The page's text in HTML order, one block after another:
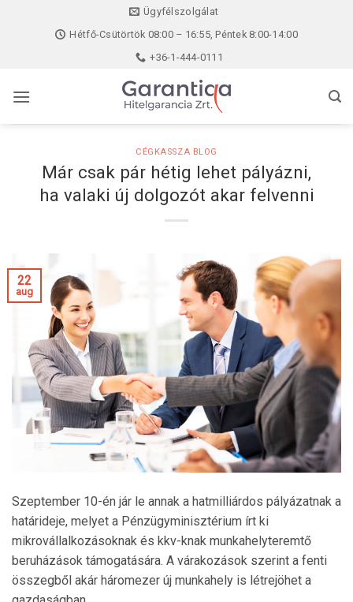
Ügyfélszolgálat
Hétfő-Csütörtök 08:00 – 16:55, Péntek 8:00-14:00
+36-1-444-0111
CÉGKASSZA BLOG
Már csak pár hétig lehet pályázni,
ha valaki új dolgozót akar felvenni
22
aug
Szeptember 10-én jár le annak a hatmilliárdos pályázatnak a
határideje, melyet a Pénzügyminisztérium írt ki
mikrovállalkozásoknak és kkv-knak munkahelyteremtő
beruházások támogatására. A várakozások szerint a fenti
összegből akár háromezer új munkahely is létrejöhet a